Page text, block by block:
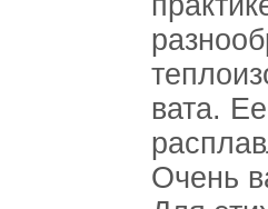
вата.
Очень